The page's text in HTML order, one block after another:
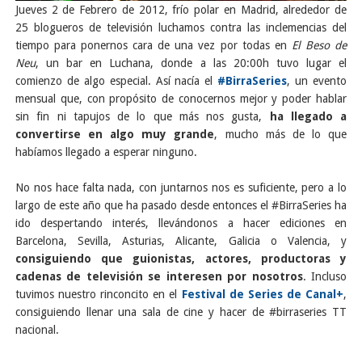
Jueves 2 de Febrero de 2012, frío polar en Madrid, alrededor de
25 blogueros de televisión luchamos contra las inclemencias del
tiempo para ponernos cara de una vez por todas en El Beso de
Neu, un bar en Luchana, donde a las 20:00h tuvo lugar el
comienzo de algo especial. Así nacía el #BirraSeries, un evento
mensual que, con propósito de conocernos mejor y poder hablar
sin fin ni tapujos de lo que más nos gusta,
ha llegado a
convertirse en algo muy grande, mucho más de lo que
habíamos llegado a esperar ninguno.
No nos hace falta nada, con juntarnos nos es suficiente, pero a lo
largo de este año que ha pasado desde entonces el #BirraSeries ha
ido despertando interés, llevándonos a hacer ediciones en
Barcelona, Sevilla, Asturias, Alicante, Galicia o Valencia, y
consiguiendo que guionistas, actores, productoras y
cadenas de televisión se interesen por nosotros. Incluso
tuvimos nuestro rinconcito en el Festival de Series de Canal+,
consiguiendo llenar una sala de cine y hacer de #birraseries TT
nacional.